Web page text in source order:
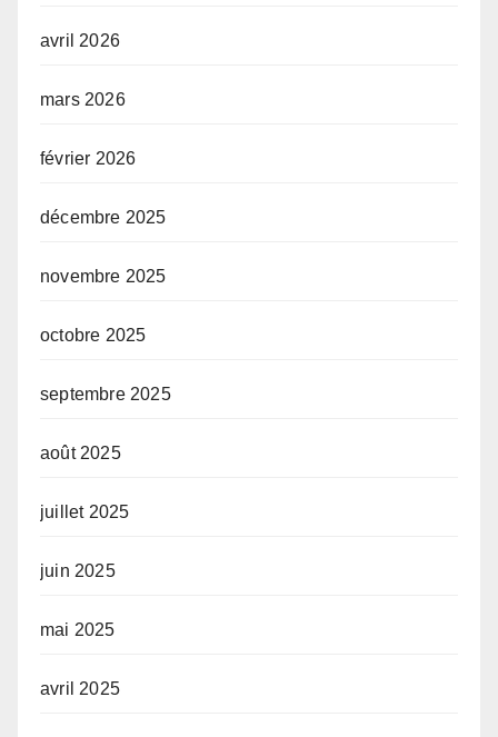
avril 2026
mars 2026
février 2026
décembre 2025
novembre 2025
octobre 2025
septembre 2025
août 2025
juillet 2025
juin 2025
mai 2025
avril 2025